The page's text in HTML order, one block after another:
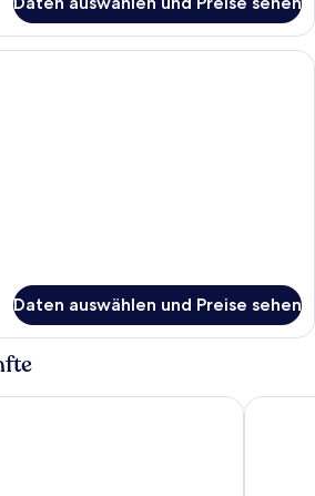
Eine Kaffeemaschine, zwei weiße
Daten auswählen und Preise sehen
Faros